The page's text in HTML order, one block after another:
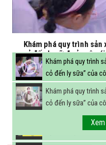
Khám phá quy trình
cỏ đến ly sữa” của cô
Khám phá quy trình
cỏ đến ly sữa” của
Khám phá quy trình
cỏ đến ly sữa” của
FBNC - Ngành sữa
sữa vào năm 2025